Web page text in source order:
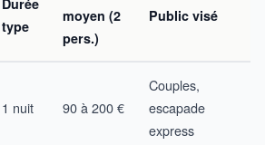
Durée
type
moyen (2
pers.)
Public visé
1 nuit 90 à 200 €
Couples,
escapade
express